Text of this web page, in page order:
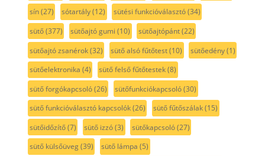
sín(27) sótartály(12) sütési funkcióválasztó(34)
sütő(377) sütőajtó gumi (10) sütőajtópánt(22)
sütőajtó zsanérok(32) sütő alsó fűtőtest(10) sütőedény(1)
sütőelektronika (4) sütő felső fűtőtestek(8)
sütő forgókapcsoló(26) sütőfunkciókapcsoló(30)
sütő funkcióválasztó kapcsolók(26) sütő fűtőszálak(15)
sütőidőzítő(7) sütő izzó(3) sütőkapcsoló(27)
sütő külsőüveg(39) sütő lámpa (5)